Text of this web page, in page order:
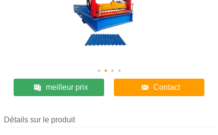
meilleur prix Contact
Détails sur le produit